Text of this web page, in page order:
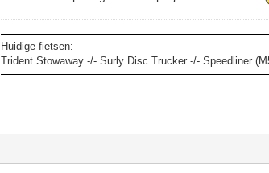
Huidige fietsen:
Trident Stowaway -/- Surly Disc Trucker -/- Speedliner